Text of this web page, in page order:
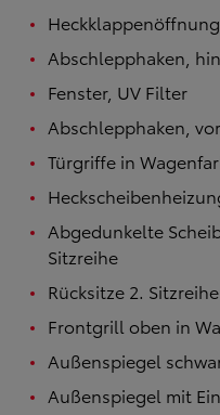
Abschlepphaken,
Fenster, UV Filter
Abschlepphaken,
Türgriffe in
Abgedunkelte
Sitzreihe
Rücksitze 2.
Frontgrill oben in
Außenspiegel
Außenspiegel mit